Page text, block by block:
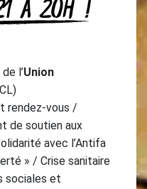
À 20H !
l’Union
rendez-vous /
de soutien aux
avec l’Antifa
» / Crise sanitaire
sociales et